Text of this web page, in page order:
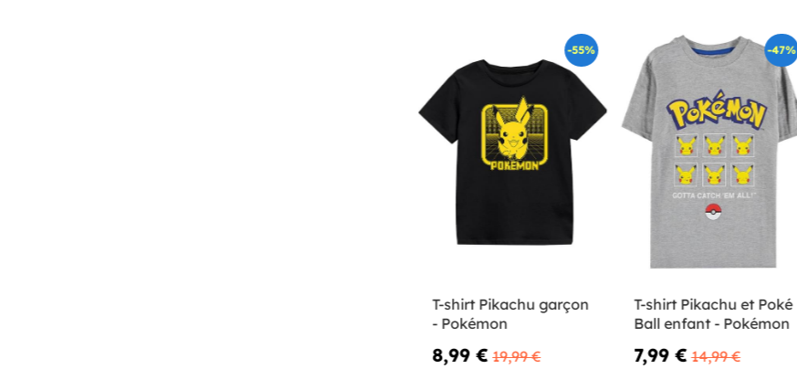
-55%
T-shirt Pikachu garçon
- Pokémon
8,99 € 19,99 €
-47%
T-shirt Pikachu et Poké
Ball enfant - Pokémon
7,99 € 14,99 €